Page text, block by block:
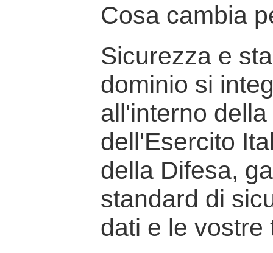
Cosa cambia
Sicurezza e
dominio si
all'interno
dell'Esercito
della Difesa,
standard di
dati e le vostre